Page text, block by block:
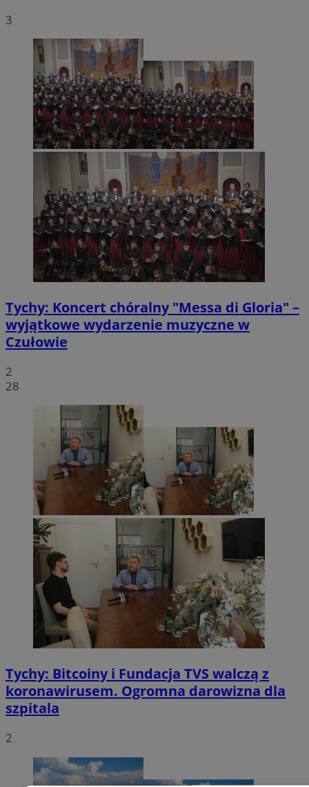
3
Tychy: Koncert chóralny "Messa di Gloria" –
wyjątkowe wydarzenie muzyczne w
Czułowie
2
28
Tychy: Bitcoiny i Fundacja TVS walczą z
koronawirusem. Ogromna darowizna dla
szpitala
2